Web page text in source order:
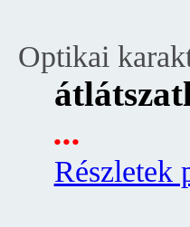
Optikai
...
Részletek